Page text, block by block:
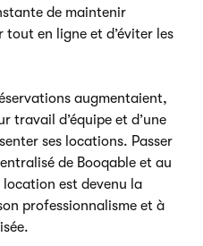
de maintenir
tout en ligne et d’éviter les
augmentaient,
travail d’équipe et d’une
ses locations. Passer
de Booqable et au
est devenu la
professionnalisme et à